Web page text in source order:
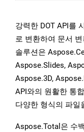
강력한 DOT API를
로 변환하여 문서
솔루션은
Aspose.Slides,
Aspose.3D,
API와의 원활한 통
다양한 형식의 파일
Aspose.Total은 수